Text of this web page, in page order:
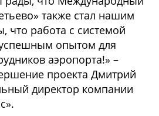
также стал нашим
что работа с системой
опытом для
аэропорта!» –
проекта Дмитрий
директор компании